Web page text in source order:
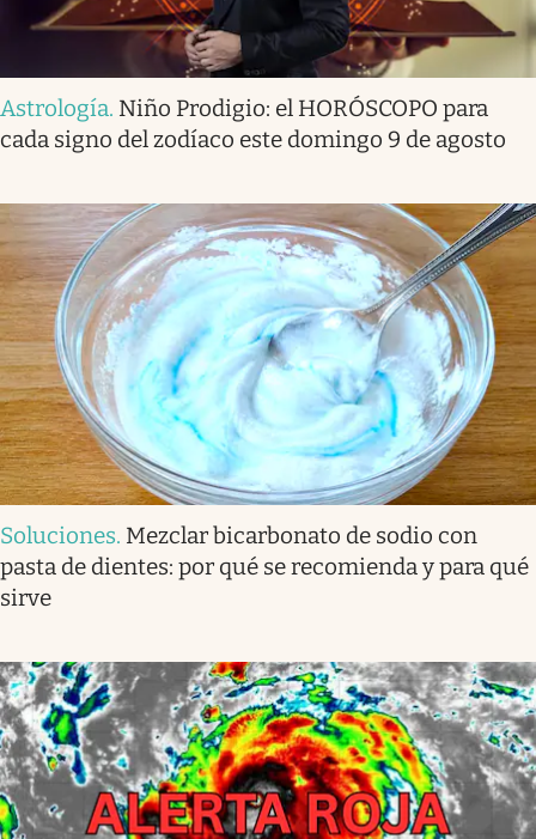
Astrología. Niño Prodigio: el HORÓSCOPO para
cada signo del zodíaco este domingo 9 de agosto
Soluciones. Mezclar bicarbonato de sodio con
pasta de dientes: por qué se recomienda y para qué
sirve